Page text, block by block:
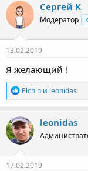
Сергей К
Модератор
13.02.2019
Я желающий !
Р
е
а
к
ц
и
и
:
Elchin и leonidas
leonidas
17.02.2019